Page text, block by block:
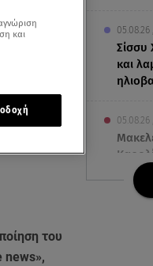
05.08.26
Σίσσυ
και
05.08.26
ο
του
news»,
και